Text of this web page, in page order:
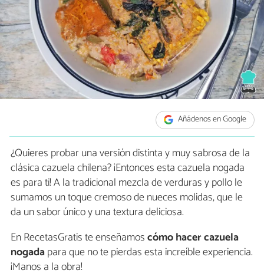
Añádenos en Google
¿Quieres probar una versión distinta y muy sabrosa de la
clásica cazuela chilena? ¡Entonces esta cazuela nogada
es para ti! A la tradicional mezcla de verduras y pollo le
sumamos un toque cremoso de nueces molidas, que le
da un sabor único y una textura deliciosa.
En RecetasGratis te enseñamoscómo hacer cazuela
nogadapara que no te pierdas esta increíble experiencia.
¡Manos a la obra!